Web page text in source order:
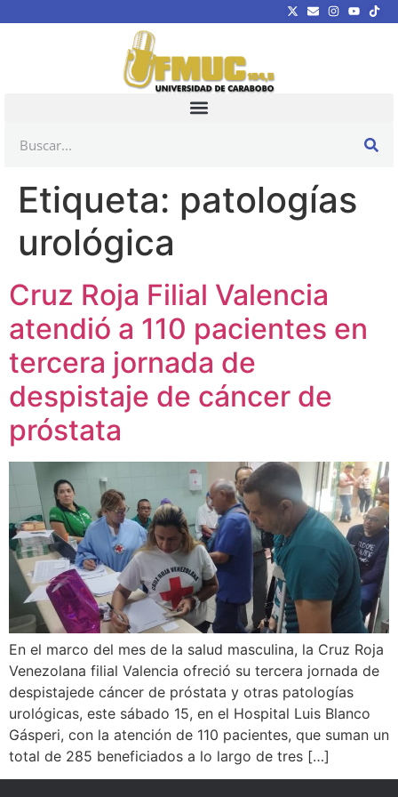
Etiqueta: patologías
urológica
Cruz Roja Filial Valencia
atendió a 110 pacientes en
tercera jornada de
despistaje de cáncer de
próstata
En el marco del mes de la salud masculina, la Cruz Roja
Venezolana filial Valencia ofreció su tercera jornada de
despistajede cáncer de próstata y otras patologías
urológicas, este sábado 15, en el Hospital Luis Blanco
Gásperi, con la atención de 110 pacientes, que suman un
total de 285 beneficiados a lo largo de tres […]